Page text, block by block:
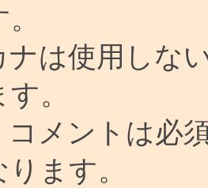
ナは使用しな
。
コメントは必
ます。